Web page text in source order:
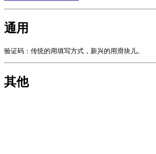
通用
验证码：传统的用填写方式，新兴的用滑块儿。
其他